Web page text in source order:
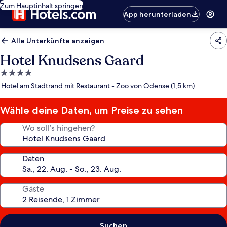
Zum Hauptinhalt springen
App herunterladen
Alle Unterkünfte anzeigen
Hotel Knudsens Gaard
4.0-
Sterne-
Hotel am Stadtrand mit Restaurant - Zoo von Odense (1,5 km)
Wähle deine Daten, um Preise zu sehen
Wo soll’s hingehen?
Daten
Gäste